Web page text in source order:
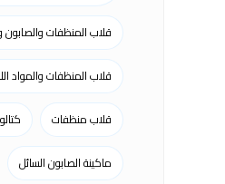
قلاب المنظفات والصابون
قلاب المنظفات والمواد
قلاب منظفات
ماكينة الصابون السائل